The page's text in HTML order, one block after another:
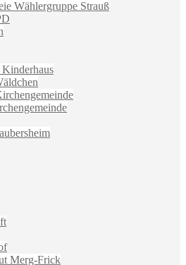
Wählergruppe Strauß
Merg-Frick